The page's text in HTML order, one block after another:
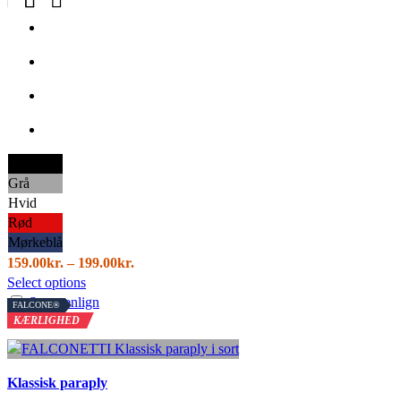
FALCONE®
Grå
Hvid
Rød
Mørkeblå
159.00kr. – 199.00kr.
Select optionsDette
vare
har
flere
varianter.
Mulighederne
Sammenlign
KÆRLIGHED
Klassisk paraply